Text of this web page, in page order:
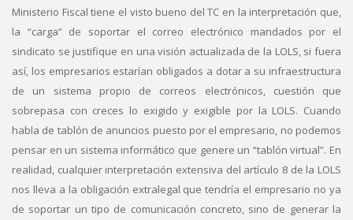
Ministerio Fiscal tiene el visto bueno del TC en la interpretación que,
la “carga” de soportar el correo electrónico mandados por el
sindicato se justifique en una visión actualizada de la LOLS, si fuera
así, los empresarios estarían obligados a dotar a su infraestructura
de un sistema propio de correos electrónicos, cuestión que
sobrepasa con creces lo exigido y exigible por la LOLS. Cuando
habla de tablón de anuncios puesto por el empresario, no podemos
pensar en un sistema informático que genere un “tablón virtual”. En
realidad, cualquier interpretación extensiva del artículo 8 de la LOLS
nos lleva a la obligación extralegal que tendría el empresario no ya
de soportar un tipo de comunicación concreto, sino de generar la